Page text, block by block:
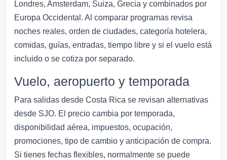
Londres, Amsterdam, Suiza, Grecia y combinados por
Europa Occidental. Al comparar programas revisa
noches reales, orden de ciudades, categoría hotelera,
comidas, guías, entradas, tiempo libre y si el vuelo está
incluido o se cotiza por separado.
Vuelo, aeropuerto y temporada
Para salidas desde Costa Rica se revisan alternativas
desde SJO. El precio cambia por temporada,
disponibilidad aérea, impuestos, ocupación,
promociones, tipo de cambio y anticipación de compra.
Si tienes fechas flexibles, normalmente se puede